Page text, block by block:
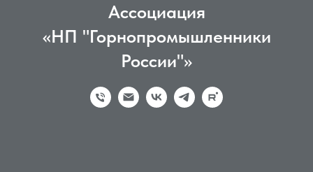
Ассоциация
«НП "Горнопромышленники
России"»